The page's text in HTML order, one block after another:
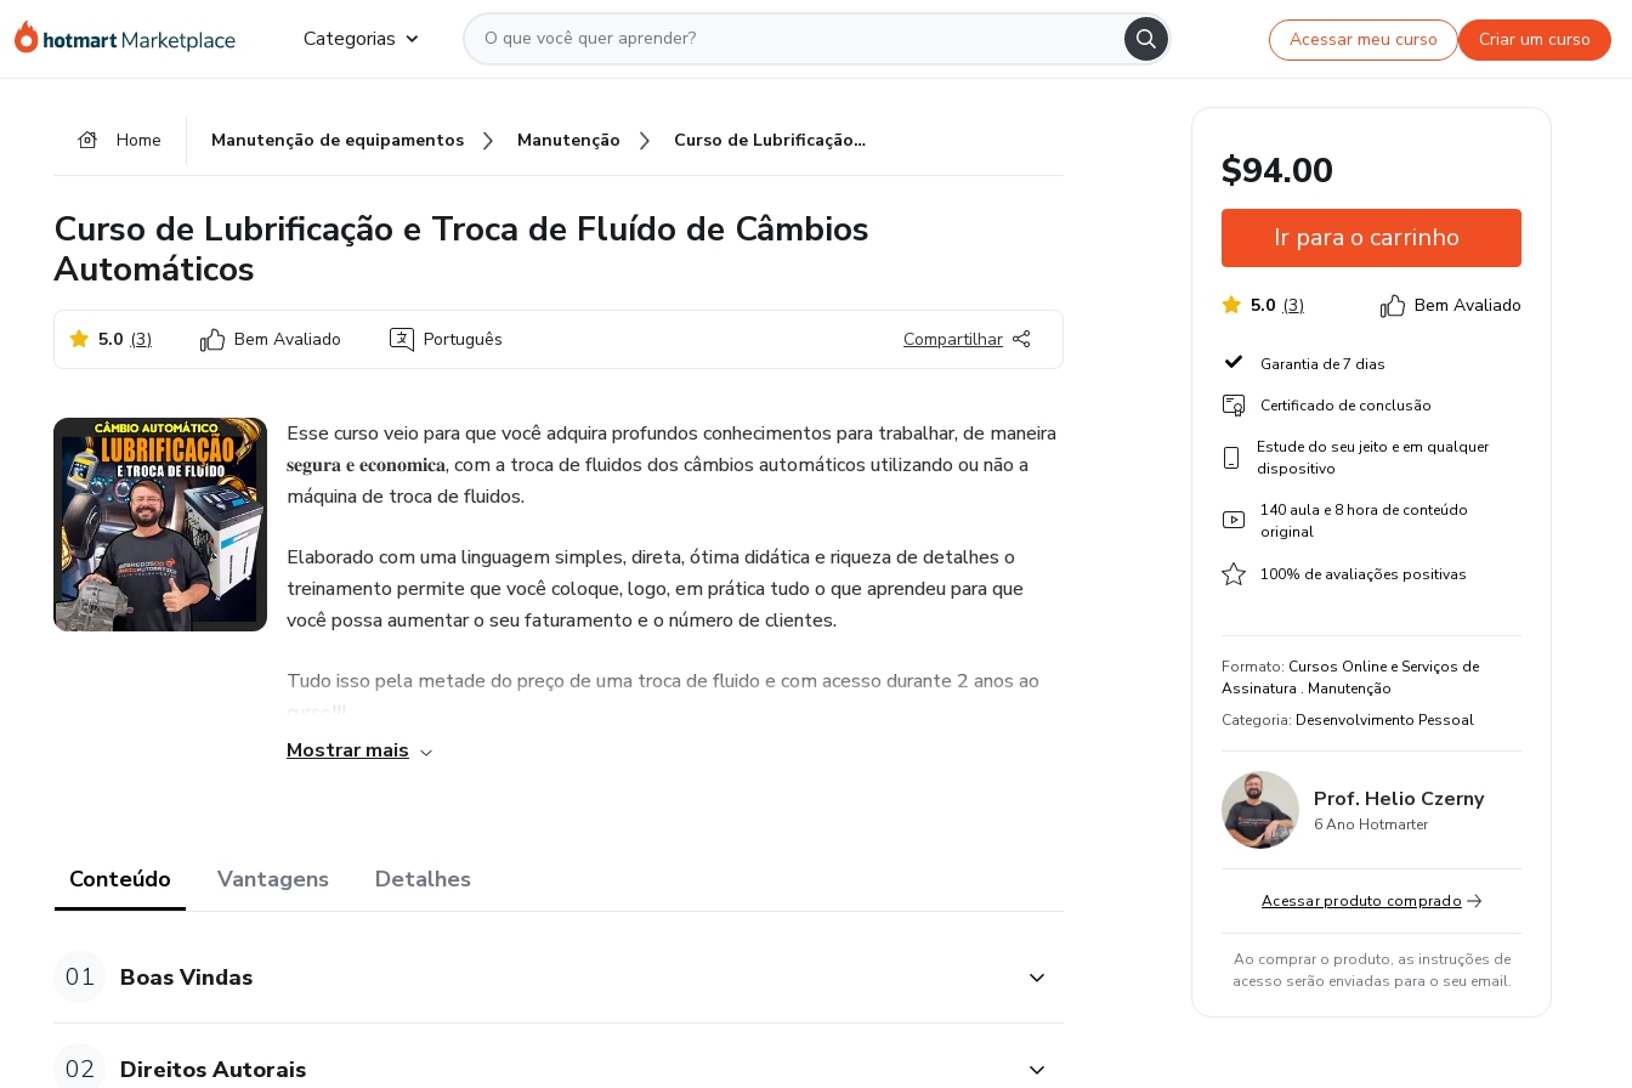
para
para
para
Categorias Acessar meu curso Criar um curso
Home Manutenção de equipamentos Manutenção Curso de Lubrificação e Troca de Fluído de Câmbios Automáticos
Curso de Lubrificação e Troca de Fluído de Câmbios
Automáticos
5.0 (3) Bem Avaliado Português Compartilhar
Esse curso veio para que você adquira profundos conhecimentos para trabalhar, de maneira
𝐬𝐞𝐠𝐮𝐫𝐚 𝐞 𝐞𝐜𝐨𝐧𝐨𝐦𝐢𝐜𝐚, com a troca de fluidos dos câmbios automáticos utilizando ou não a
máquina de troca de fluidos.
Elaborado com uma linguagem simples, direta, ótima didática e riqueza de detalhes o
treinamento permite que você coloque, logo, em prática tudo o que aprendeu para que
você possa aumentar o seu faturamento e o número de clientes.
Tudo isso pela metade do preço de uma troca de fluido e com acesso durante 2 anos ao
curso!!!
Mostrar mais
Conteúdo Vantagens Detalhes
01 Boas Vindas
02 Direitos Autorais
$94.00
Ir para o carrinho
5.0 (3) Bem Avaliado
Garantia de 7 dias
Certificado de conclusão
Estude do seu jeito e em qualquer
dispositivo
140 aula e 8 hora de conteúdo
original
100% de avaliações positivas
Formato: Cursos Online e Serviços de
Assinatura . Manutenção
Categoria: Desenvolvimento Pessoal
Prof. Helio Czerny
6 Ano Hotmarter
Acessar produto comprado
Ao comprar o produto, as instruções de
acesso serão enviadas para o seu email.